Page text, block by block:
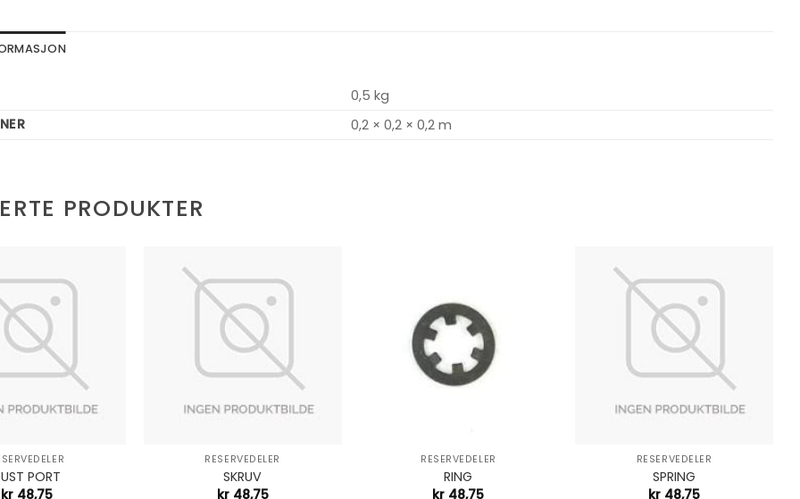
0,5 kg
0,2 × 0,2 × 0,2 m
PRODUKTER
PORT
kr48,75
RESERVEDELER
SKRUV
kr48,75
RESERVEDELER
RING
kr 48,75
RESERVEDELER
SPRING
kr 48,75